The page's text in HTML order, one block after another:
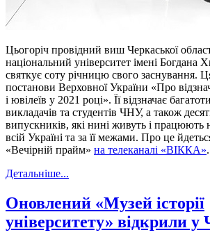
Цьогоріч провідний виш Черкаської
національний університет імені
святкує соту річницю свого заснування.
постанови Верховної України «Про
і ювілеїв у 2021 році». Її відзначає
викладачів та студентів ЧНУ, а також
випускників, які нині живуть і працюють
всій Україні та за її межами. Про це
«Вечірній прайм» на телеканалі «ВІККА».
Детальніше...
Оновлений «Музей історії
університету» відкрили